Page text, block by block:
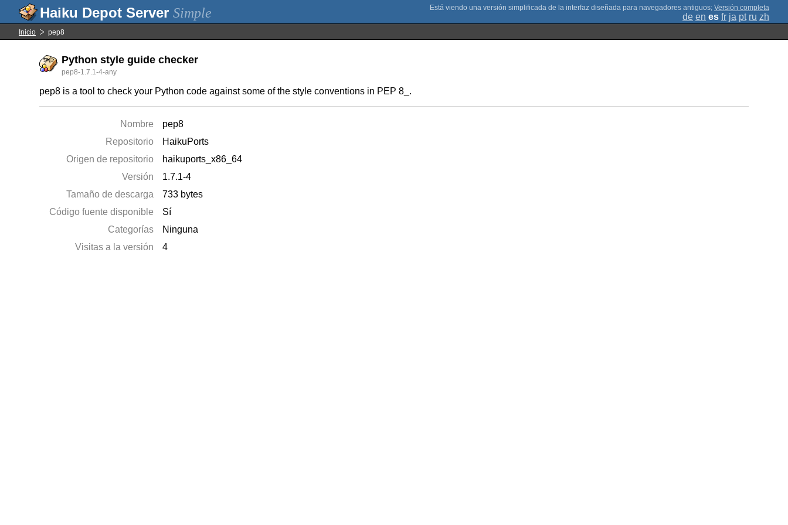
Simple ; Versión completa
de en es fr ja pt ru zh
Inicio pep8
Python style guide checker
pep8-1.7.1-4-any
pep8 is a tool to check your Python code against some of the style conventions in PEP 8_.
Nombre
pep8
Repositorio
HaikuPorts
Origen de repositorio
haikuports_x86_64
Versión
1.7.1-4
Tamaño de descarga
733 bytes
Código fuente disponible
Sí
Categorías
Ninguna
Visitas a la versión
4